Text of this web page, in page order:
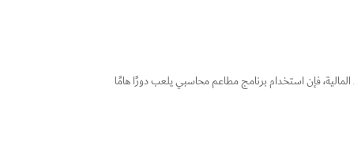
المالية، فإن استخدام برنامج مطاعم محاسبي يلعب دورًا هامًا